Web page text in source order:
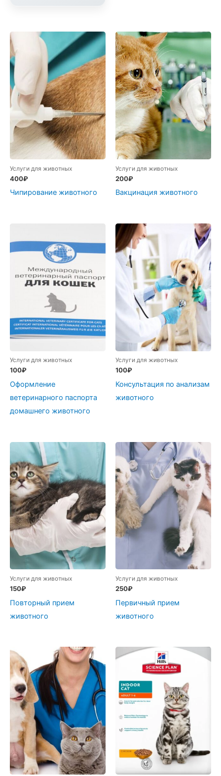
Услуги для животных
400₽
Чипирование животного
Услуги для животных
200₽
Вакцинация животного
Услуги для животных
100₽
Оформление
ветеринарного паспорта
домашнего животного
Услуги для животных
100₽
Консультация по анализам
животного
Услуги для животных
150₽
Повторный прием
животного
Услуги для животных
250₽
Первичный прием
животного